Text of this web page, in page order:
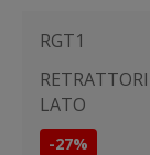
RGT1
LATO
-27%